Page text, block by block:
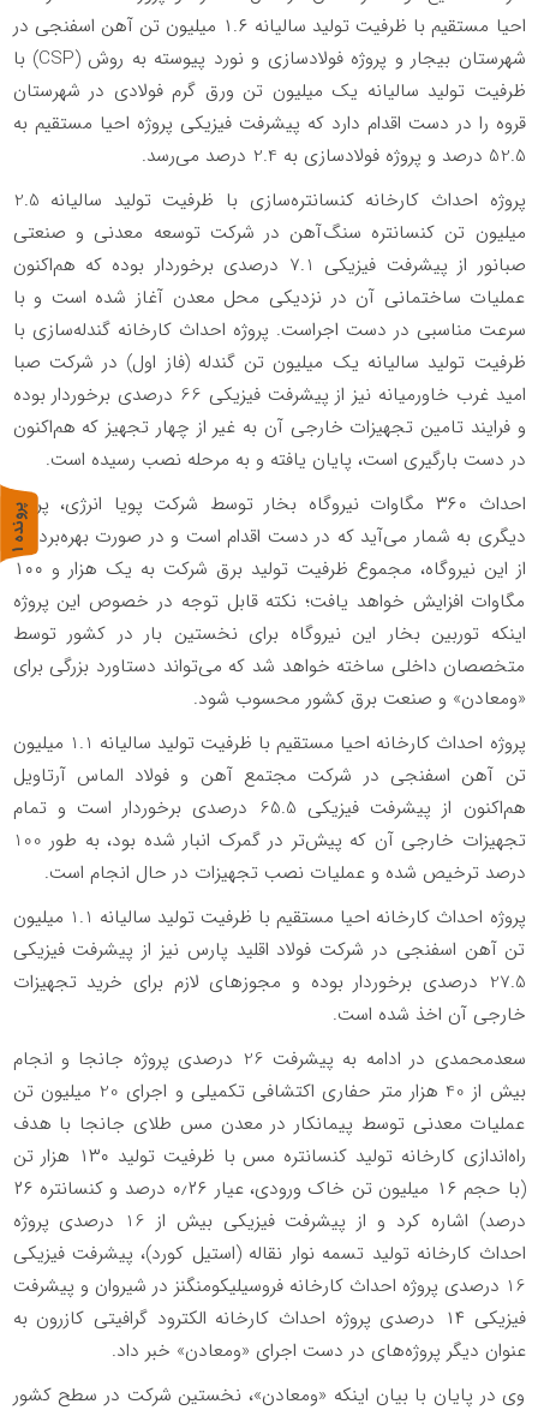
احیا مستقیم با ظرفیت تولید سالیانه ۱.۶ میلیون تن آهن اسفنجی در
شهرستان بیجار و پروژه فولادسازی و نورد پیوسته به روش (CSP) با
ظرفیت تولید سالیانه یک ‌میلیون تن ورق گرم فولادی در شهرستان
قروه را در دست اقدام دارد که پیشرفت فیزیکی پروژه احیا مستقیم به
52.5 درصد و پروژه فولادسازی به 2.4 درصد می‌رسد.
پروژه احداث کارخانه کنسانتره‌سازی با ظرفیت تولید سالیانه 2.5
میلیون تن کنسانتره سنگ‌آهن در شرکت توسعه معدنی و صنعتی
صبانور از پیشرفت فیزیکی 7.1 درصدی برخوردار بوده که هم‌اکنون
عملیات ساختمانی آن در نزدیکی محل معدن آغاز شده است و با
سرعت مناسبی در دست اجراست. پروژه احداث کارخانه گندله‌سازی با
ظرفیت تولید سالیانه یک میلیون تن گندله (فاز اول) در شرکت صبا
امید غرب خاورمیانه نیز از پیشرفت فیزیکی 66 درصدی برخوردار بوده
و فرایند تامین تجهیزات خارجی آن به غیر از چهار تجهیز که هم‌اکنون
در دست بارگیری است، پایان یافته و به مرحله نصب رسیده است.
احداث ۳۶۰ مگاوات نیروگاه بخار توسط شرکت پویا انرژی، پروژه
دیگری به شمار می‌آید که در دست اقدام است و در صورت بهره‌برداری
از این نیروگاه، مجموع ظرفیت تولید برق شرکت به یک هزار و ۱۰۰
مگاوات افزایش خواهد یافت؛ نکته قابل توجه در خصوص این پروژه
اینکه توربین بخار این نیروگاه برای نخستین بار در کشور توسط
متخصصان داخلی ساخته خواهد شد که می‌تواند دستاورد بزرگی برای
«ومعادن» و صنعت برق کشور محسوب شود.
پروژه احداث کارخانه احیا مستقیم با ظرفیت تولید سالیانه 1.1 میلیون
تن آهن اسفنجی در شرکت مجتمع آهن و فولاد الماس آرتاویل
هم‌اکنون از پیشرفت فیزیکی 65.5 درصدی برخوردار است و تمام
تجهیزات خارجی آن که پیش‌تر در گمرک انبار شده بود، به طور 100
درصد ترخیص شده و عملیات نصب تجهیزات در حال انجام است.
پروژه احداث کارخانه احیا مستقیم با ظرفیت تولید سالیانه 1.1 میلیون
تن آهن اسفنجی در شرکت فولاد اقلید پارس نیز از پیشرفت فیزیکی
27.5 درصدی برخوردار بوده و مجوزهای لازم برای خرید تجهیزات
خارجی آن اخذ شده است.
سعدمحمدی در ادامه به پیشرفت 26 درصدی پروژه جانجا و انجام
بیش از 40 هزار متر حفاری اکتشافی تکمیلی و اجرای 20 میلیون تن
عملیات معدنی توسط پیمانکار در معدن مس طلای جانجا با هدف
راه‌اندازی کارخانه تولید کنسانتره مس با ظرفیت تولید ۱۳۰ هزار تن
(با حجم ۱۶ میلیون تن خاک ورودی، عیار ۰٫۲۶ درصد و کنسانتره ۲۶
درصد) اشاره کرد و از پیشرفت فیزیکی بیش از 16 درصدی پروژه
احداث کارخانه تولید تسمه نوار نقاله (استیل کورد)، پیشرفت فیزیکی
16 درصدی پروژه احداث کارخانه فروسیلیکومنگنز در شیروان و پیشرفت
فیزیکی ۱۴ درصدی پروژه احداث کارخانه الکترود گرافیتی کازرون به
عنوان دیگر پروژه‌های در دست اجرای «ومعادن» خبر داد.
وی در پایان با بیان اینکه «ومعادن»، نخستین شرکت در سطح کشور
پ
ر
و
ن
د
ه
1